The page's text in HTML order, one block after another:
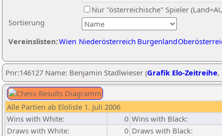
Sortierung
Nur "österreichische" Spieler
Vereinslisten:Wien Niederösterreich Burgenland
Pnr:146127 Name: Benjamin Stadlwieser (Grafik Elo-Zeitreihe,
Alle Partien ab Eloliste 1. Juli 2006
Wins with White:
0 Wins with Black:
Draws with White:
0 Draws with Black: